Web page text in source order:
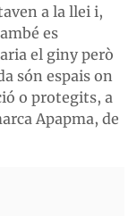
a la llei i,
es
el giny però
són espais on
o protegits, a
Apapma, de